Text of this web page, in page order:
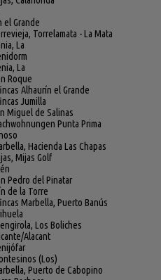
el Grande
Torrelamata - La Mata
La
La
Roque
Alhaurín el Grande
Jumilla
Miguel de Salinas
Punta Prima
Hacienda Las Chapas
Mijas Golf
Pedro del Pinatar
de la Torre
Marbella, Puerto Banús
Los Boliches
Alacant
(Los)
Puerto de Cabopino